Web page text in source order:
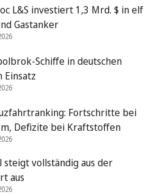
L&S investiert 1,3 Mrd. $ in elf
Gastanker
Schiffe in deutschen
Einsatz
Fortschritte bei
Defizite bei Kraftstoffen
steigt vollständig aus der
aus